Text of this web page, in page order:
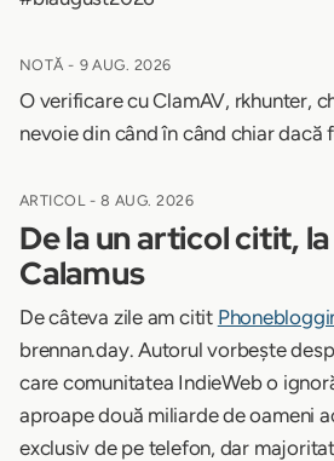
NOTĂ - 9 AUG. 2026
O verificare cu ClamAV, rkhunter,
nevoie din când în când chiar dacă
ARTICOL - 8 AUG. 2026
De la un articol citit,
Calamus
De câteva zile am citit
brennan.day. Autorul vorbește
care comunitatea IndieWeb o
aproape două miliarde de oameni
exclusiv de pe telefon, dar